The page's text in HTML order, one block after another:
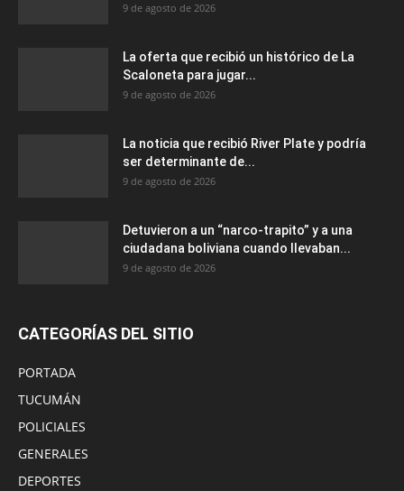
9 de agosto de 2026
La oferta que recibió un histórico de La
Scaloneta para jugar...
9 de agosto de 2026
La noticia que recibió River Plate y podría
ser determinante de...
9 de agosto de 2026
Detuvieron a un “narco-trapito” y a una
ciudadana boliviana cuando llevaban...
9 de agosto de 2026
CATEGORÍAS DEL SITIO
PORTADA
TUCUMÁN
POLICIALES
GENERALES
DEPORTES